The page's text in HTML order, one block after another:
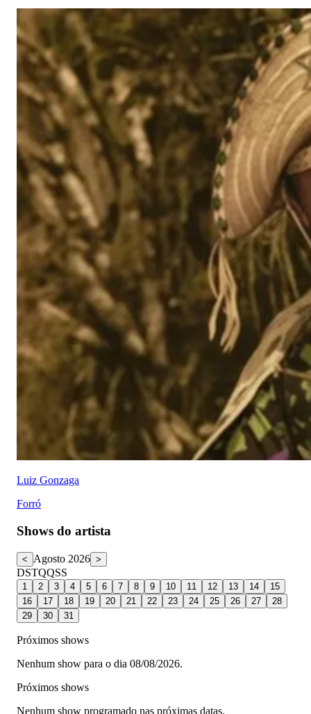
Luiz Gonzaga
Forró
Shows do artista
< Agosto 2026 >
DSTQQSS
1 2 3 4 5 6 7 8 9 10 11 12 13 14
15
16
17 18 19 20 21 22 23 24 25 26 27
28
29
30 31
Próximos shows
Nenhum show para o dia 08/08/2026.
Próximos shows
Nenhum show programado nas próximas datas.